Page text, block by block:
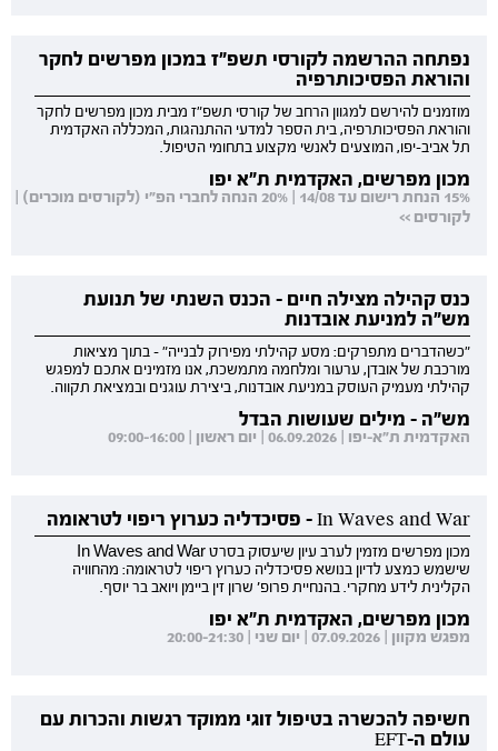
נפתחה ההרשמה לקורסי תשפ"ז במכון מפרשים לחקר
והוראת הפסיכותרפיה
מוזמנים להירשם למגוון הרחב של קורסי תשפ"ז מבית מכון מפרשים לחקר
והוראת הפסיכותרפיה, בית הספר למדעי ההתנהגות, המכללה האקדמית
תל אביב-יפו, המוצעים לאנשי מקצוע בתחומי הטיפול.
מכון מפרשים, האקדמית ת"א יפו
15% הנחת רישום עד 14/08 | 20% הנחה לחברי הפ"י (לקורסים מוכרים) |
לקורסים >>
כנס קהילה מצילה חיים - הכנס השנתי של תנועת
מש"ה למניעת אובדנות
"כשהדברים מתפרקים: מסע קהילתי מפירוק לבנייה" - בתוך מציאות
מורכבת של אובדן, ערעור ומלחמה מתמשכת, אנו מזמינים אתכם למפגש
קהילתי מעמיק העוסק במניעת אובדנות, ביצירת עוגנים ובמציאת תקווה.
מש"ה - מילים שעושות הבדל
האקדמית ת"א-יפו | 06.09.2026 | יום ראשון | 09:00-16:00
In Waves and War - פסיכדליה כערוץ ריפוי לטראומה
מכון מפרשים מזמין לערב עיון שיעסוק בסרט In Waves and War
שישמש כמצע לדיון בנושא פסיכדליה כערוץ ריפוי לטראומה: מהחוויה
הקלינית לידע מחקרי. בהנחיית פרופ' שרון זין ביימן ויואב בר יוסף.
מכון מפרשים, האקדמית ת"א יפו
מפגש מקוון | 07.09.2026 | יום שני | 20:00-21:30
חשיפה להכשרה בטיפול זוגי ממוקד רגשות והכרות עם
עולם ה-EFT